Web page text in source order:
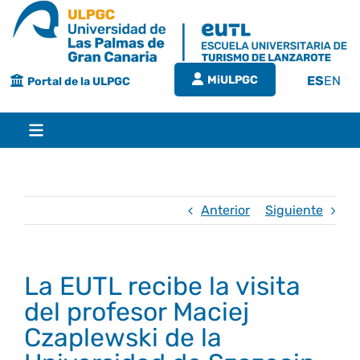
Saltar
Portal de la ULPGC MiULPGC EN
ES
Toggle
Bienvenida
Conócenos
Estudios
Grado en turismo Calidad
Anterior Siguiente
La EUTL recibe la visita
del profesor Maciej
Czaplewski de la